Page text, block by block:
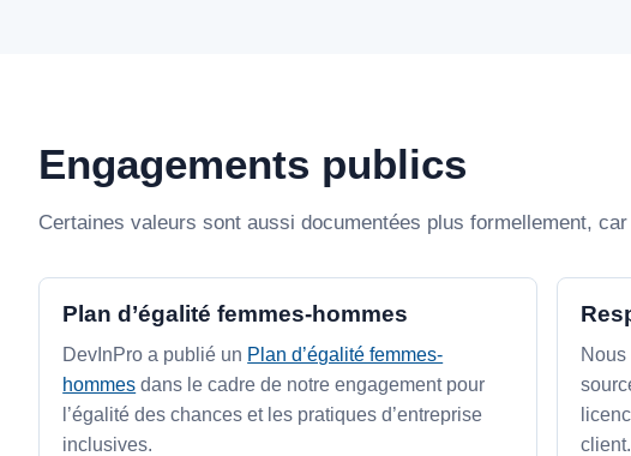
Engagements publics
Certaines valeurs sont aussi documentées plus formellement,
Plan d’égalité femmes-hommes
DevInPro a publié un Plan d’égalité femmes-
hommes dans le cadre de notre engagement pour
l’égalité des chances et les pratiques d’entreprise
inclusives.
client.